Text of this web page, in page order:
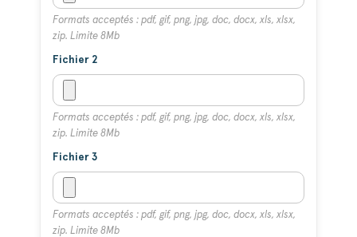
Formats acceptés : pdf, gif, png, jpg, doc, docx, xls, xlsx,
zip. Limite 8Mb
Fichier 2
Formats acceptés : pdf, gif, png, jpg, doc, docx, xls, xlsx,
zip. Limite 8Mb
Fichier 3
Formats acceptés : pdf, gif, png, jpg, doc, docx, xls, xlsx,
zip. Limite 8Mb